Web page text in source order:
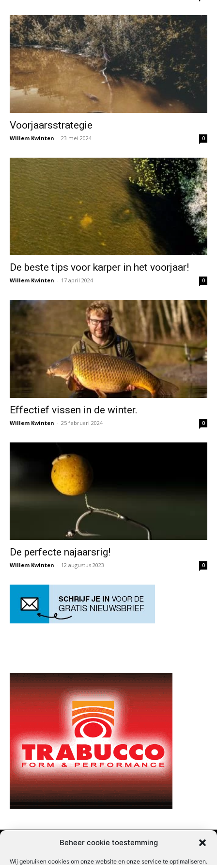
Beheer cookie toestemming
Wij gebruiken cookies om onze website en onze service te optimaliseren.
Voorjaarsstrategie
Willem Kwinten - 23 mei 2024 0
De beste tips voor karper in het voorjaar!
Willem Kwinten - 17 april 2024 0
Effectief vissen in de winter.
Willem Kwinten - 25 februari 2024 0
De perfecte najaarsrig!
Willem Kwinten - 12 augustus 2023 0